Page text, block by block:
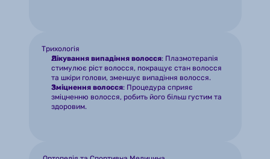
Трихологія
Лікування випадіння волосся: Плазмотерапія
стимулює ріст волосся, покращує стан волосся
та шкіри голови, зменшує випадіння волосся.
Зміцнення волосся: Процедура сприяє
зміцненню волосся, робить його більш густим та
здоровим.